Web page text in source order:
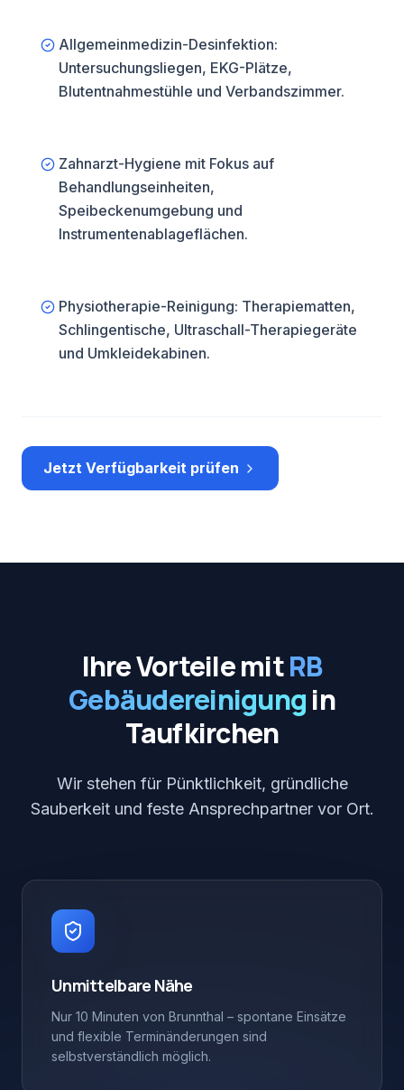
Allgemeinmedizin-Desinfektion:
Untersuchungsliegen, EKG-Plätze,
Blutentnahmestühle und Verbandszimmer.
Zahnarzt-Hygiene mit Fokus auf
Behandlungseinheiten,
Speibeckenumgebung und
Instrumentenablageflächen.
Physiotherapie-Reinigung: Therapiematten,
Schlingentische, Ultraschall-Therapiegeräte
und Umkleidekabinen.
Jetzt Verfügbarkeit prüfen
Ihre Vorteile mitRB
Gebäudereinigungin
Taufkirchen
Wir stehen für Pünktlichkeit, gründliche
Sauberkeit und feste Ansprechpartner vor Ort.
Unmittelbare Nähe
Nur 10 Minuten von Brunnthal – spontane Einsätze
und flexible Terminänderungen sind
selbstverständlich möglich.